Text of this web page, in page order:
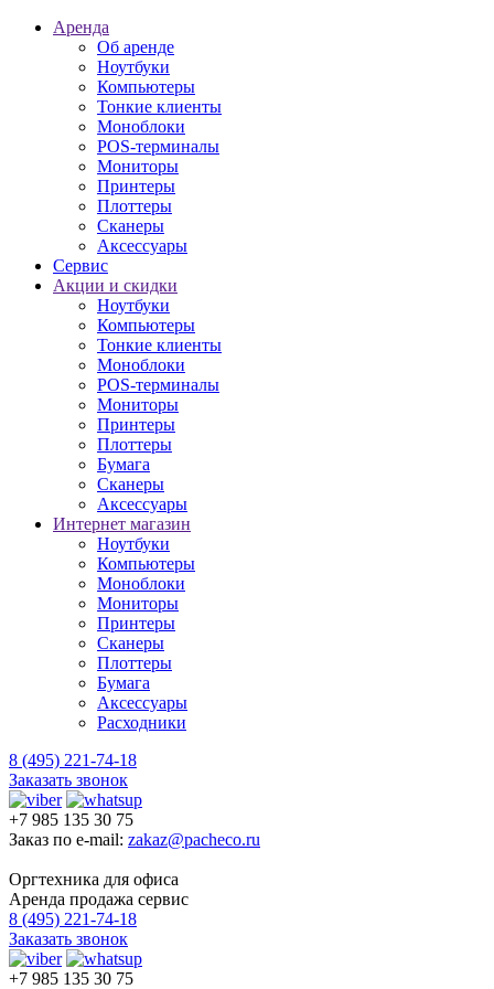
Аренда
Об аренде
Ноутбуки
Компьютеры
Тонкие клиенты
Моноблоки
POS-терминалы
Мониторы
Принтеры
Плоттеры
Сканеры
Аксессуары
Сервис
Акции и скидки
Ноутбуки
Компьютеры
Тонкие клиенты
Моноблоки
POS-терминалы
Мониторы
Принтеры
Плоттеры
Бумага
Сканеры
Аксессуары
Интернет магазин
Ноутбуки
Компьютеры
Моноблоки
Мониторы
Принтеры
Сканеры
Плоттеры
Бумага
Аксессуары
Расходники
8 (495) 221-74-18
Заказать звонок
+7 985 135 30 75
Заказ по e-mail: zakaz@pacheco.ru
Оргтехника для офиса
Аренда продажа сервис
8 (495) 221-74-18
Заказать звонок
+7 985 135 30 75